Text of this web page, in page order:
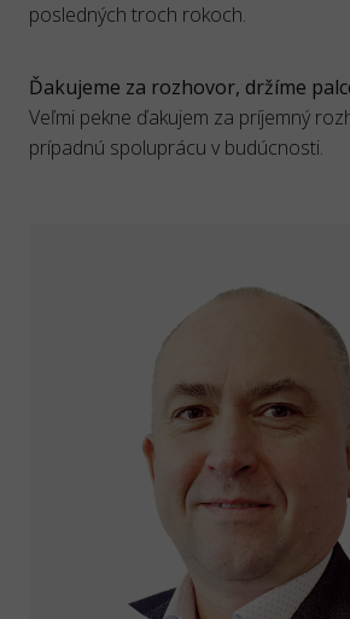
posledných troch rokoch.
Ďakujeme za rozhovor, držíme
Veľmi pekne ďakujem za príjemný
prípadnú spoluprácu v budúcnosti.